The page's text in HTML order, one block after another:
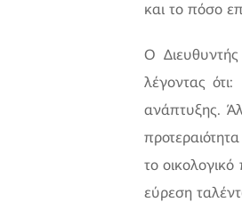
και το πόσο
Ο
λέγοντας
ανάπτυξης.
το
εύρεση